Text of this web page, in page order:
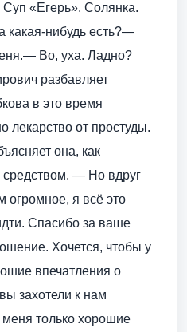
«Егерь». Солянка.
нибудь есть?—
Во, уха. Ладно?
разбавляет
в это время
лекарство от простуды.
она, как
средством. — Но вдруг
я всё это
Спасибо за ваше
Хочется, чтобы у
впечатления о
захотели к нам
только хорошие